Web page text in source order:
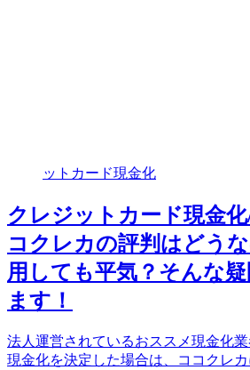
ットカード現金化
クレジットカード現金
コクレカの評判はどう
用しても平気？そんな
ます！
法人運営されているおススメ現金化
現金化を決定した場合は、ココクレ